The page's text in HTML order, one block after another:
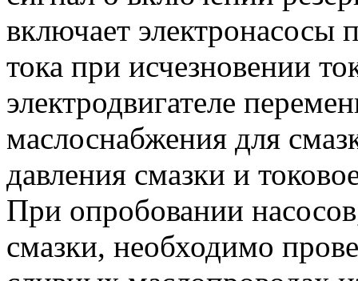
включает электронасосы
тока при исчезновении
электродвигателе
маслоснабжения для
давления смазки и
При опробовании
смазки, необходимо